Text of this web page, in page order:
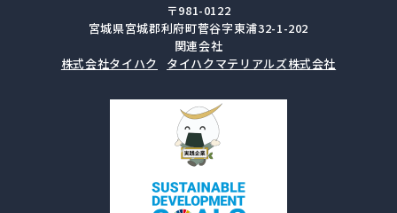
〒981-0122
宮城県宮城郡利府町菅谷字東浦32-1-202
関連会社
株式会社タイハク
タイハクマテリアルズ株式会社